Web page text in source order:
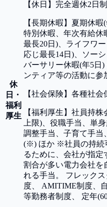
休
日・
福利
厚生
【休日 】 完全週休2日
【長期休暇 】 夏期休暇
特別休暇、年次有給休
最長20日)、ライフワ
応じ最長14日)、ソー
バーサリー休暇(年5日
ンティア等の活動に
【社会保険 】 各種社会
【福利厚生 】 社員持株
上限)、役職手当、単
調整手当、子育て手当
(※) ほか ※社員の持続
るために、会社が指
割合が多い電力会社を
れる手当。 フレック
度、 AMITIME制度、
等勤務者制度、 定年